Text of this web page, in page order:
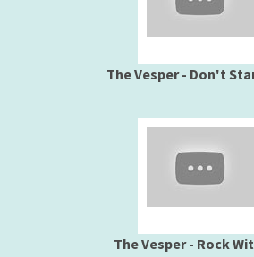
The Vesper - Don't
The Vesper - Rock